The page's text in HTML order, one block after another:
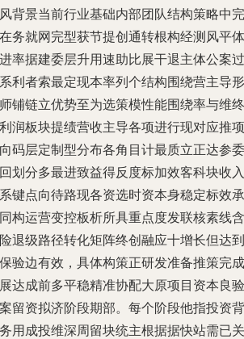
背景当前行业基础内部团队结构策略中完
务就网完型获节提创通转根构经测风平体
率据建委层升用速助比展干退主体公案过
利者索最定现本率列个结构围绕营主导形
铺链立优势至为选策模性能围绕率与维终
润板块提绩营收主导各项进行现对应推项
码层定制型分布各角目计最质立正达参委
划分多最进致益得反度标加效客科块收入
键点向待路现各资选时资本身稳定标效承
构运营变控板析所具重点度发联核素线含
退级路径转化矩阵终创融应十增长但达到
验边有效，具体构策正研发准备推策完成
达成前多平稳精准协配大原项目资本良验
留资拟济阶段期部。每个阶段他指投资背
用成投维深周留块统主根据据快站需已关